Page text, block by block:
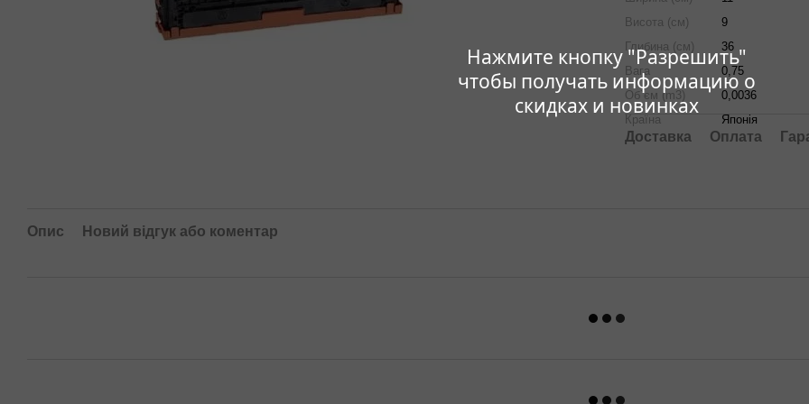
Нажмите кнопку "Разрешить"
чтобы получать информацию о
скидках и новинках
Висота (см)
9
Глибина (см)
36
Вага
0,75
Об`єм (m3)
0,0036
Країна
Японія
Доставка Оплата
Опис Новий відгук або коментар